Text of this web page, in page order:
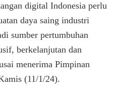
digital Indonesia perlu
daya saing industri
sumber pertumbuhan
berkelanjutan dan
menerima Pimpinan
(11/1/24).